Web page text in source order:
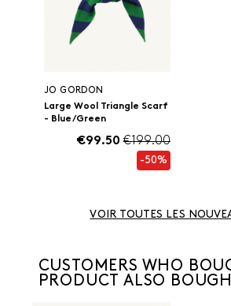
JO GORDON
Large Wool Triangle Scarf
- Blue/Green
€99.50 €199.00
-50%
VOIR TOUTES LES
CUSTOMERS WHO
PRODUCT ALSO